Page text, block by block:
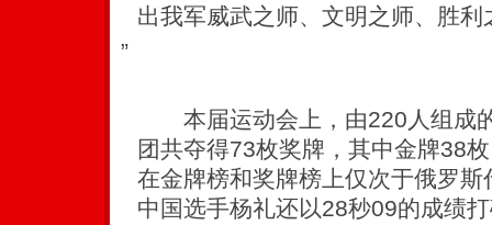
出我军威武之师、文明之师、胜
”
本届运动会上，由220人组成
团共夺得73枚奖牌，其中金牌38
在金牌榜和奖牌榜上仅次于俄罗
中国选手杨礼还以28秒09的成绩